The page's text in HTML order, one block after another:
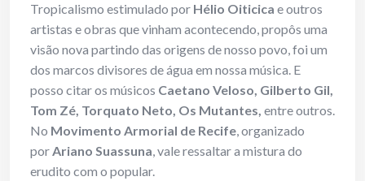
Tropicalismo estimulado por Hélio Oiticica e outros
artistas e obras que vinham acontecendo, propôs uma
visão nova partindo das origens de nosso povo, foi um
dos marcos divisores de água em nossa música. E
posso citar os músicos Caetano Veloso, Gilberto Gil,
Tom Zé, Torquato Neto, Os Mutantes, entre outros.
No Movimento Armorial de Recife, organizado
porAriano Suassuna, vale ressaltar a mistura do
erudito com o popular.